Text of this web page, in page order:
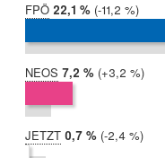
FPÖ 2019:
22,1 %
2017:
33,2 %
Differenz:
-11,2 %
NEOS 2019:
7,2 %
2017:
3,9 %
Differenz:
+3,2 %
JETZT 2019:
0,7 %
2017:
3,1 %
Differenz:
-2,4 %